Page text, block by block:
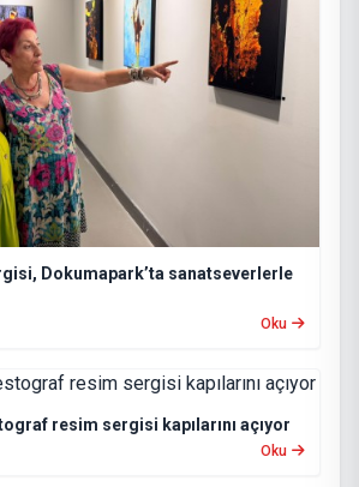
Dokumapark’ta sanatseverlerle
Oku
resim sergisi kapılarını açıyor
Oku